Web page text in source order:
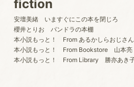
fiction
安壇美緒 いますぐにこの本を閉じろ
櫻井とりお パンドラの本棚
本小説もっと！ From あるかしらおじさん
本小説もっと！ From Bookstore 山本亮
本小説もっと！ From Library 勝亦あき